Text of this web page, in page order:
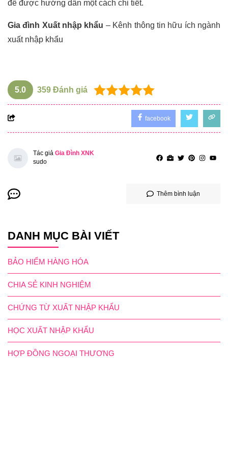
để được hướng dẫn một cách chi tiết.
Gia đình Xuất nhập khẩu – Kênh thông tin hữu ích ngành
xuất nhập khẩu
5.0 359 Đánh giá
facebook
Tác giả Gia Đình XNK
sudo
Thêm bình luận
DANH MỤC BÀI VIẾT
BẢO HIỂM HÀNG HÓA
CHIA SẺ KINH NGHIỆM
CHỨNG TỪ XUẤT NHẬP KHẨU
HỌC XUẤT NHẬP KHẨU
HỢP ĐỒNG NGOẠI THƯƠNG